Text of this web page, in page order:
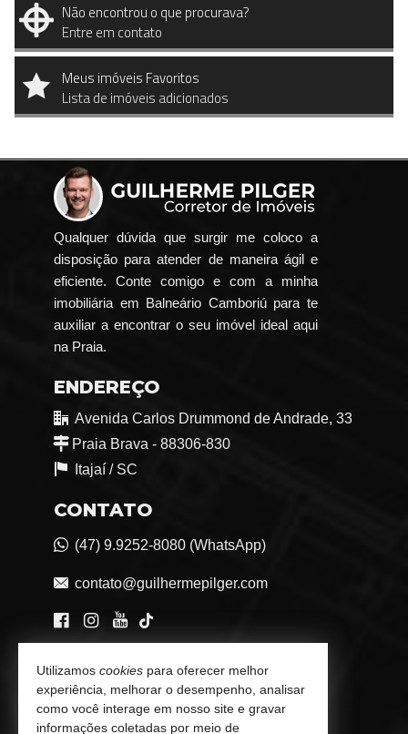
Não encontrou o que procurava?
Entre em contato
Meus imóveis Favoritos
Lista de imóveis adicionados
Qualquer dúvida que surgir me coloco a
disposição para atender de maneira ágil e
eficiente. Conte comigo e com a minha
imobiliária em Balneário Camboriú para te
auxiliar a encontrar o seu imóvel ideal aqui
na Praia.
ENDEREÇO
Avenida Carlos Drummond de Andrade, 33
Praia Brava - 88306-830
Itajaí / SC
CONTATO
(47) 9.9252-8080 (WhatsApp)
contato@guilhermepilger.com
VEJA MAIS
Consultoria Imobiliária Personalizada
Utilizamos cookies para oferecer melhor
experiência, melhorar o desempenho, analisar
como você interage em nosso site e gravar
informações coletadas por meio de